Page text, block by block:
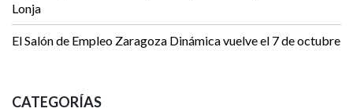
Lonja
El Salón de Empleo Zaragoza Dinámica vuelve el 7 de octubre
CATEGORÍAS